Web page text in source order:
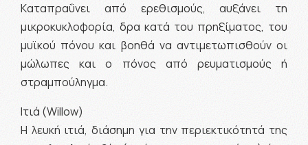
Kαταπραΰνει από ερεθισμούς, αυξάνει τη
μικροκυκλοφορία, δρα κατά του πρηξίματος, του
μυϊκού πόνου και βοηθά να αντιμετωπισθούν οι
μώλωπες και ο πόνος από ρευματισμούς ή
στραμπούληγμα.
Ιτιά (Willow)
Η λευκή ιτιά, διάσημη για την περιεκτικότητά της